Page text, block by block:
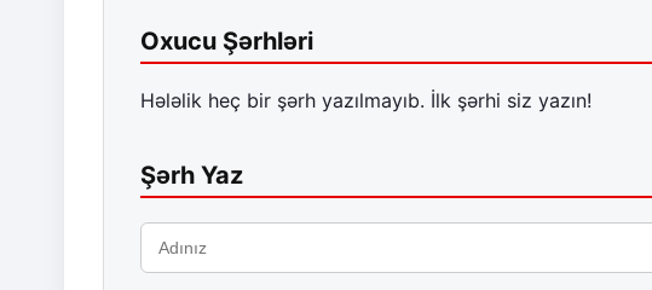
Oxucu Şərhləri
Hələlik heç bir şərh yazılmayıb. İlk şərhi siz yazın!
Şərh Yaz